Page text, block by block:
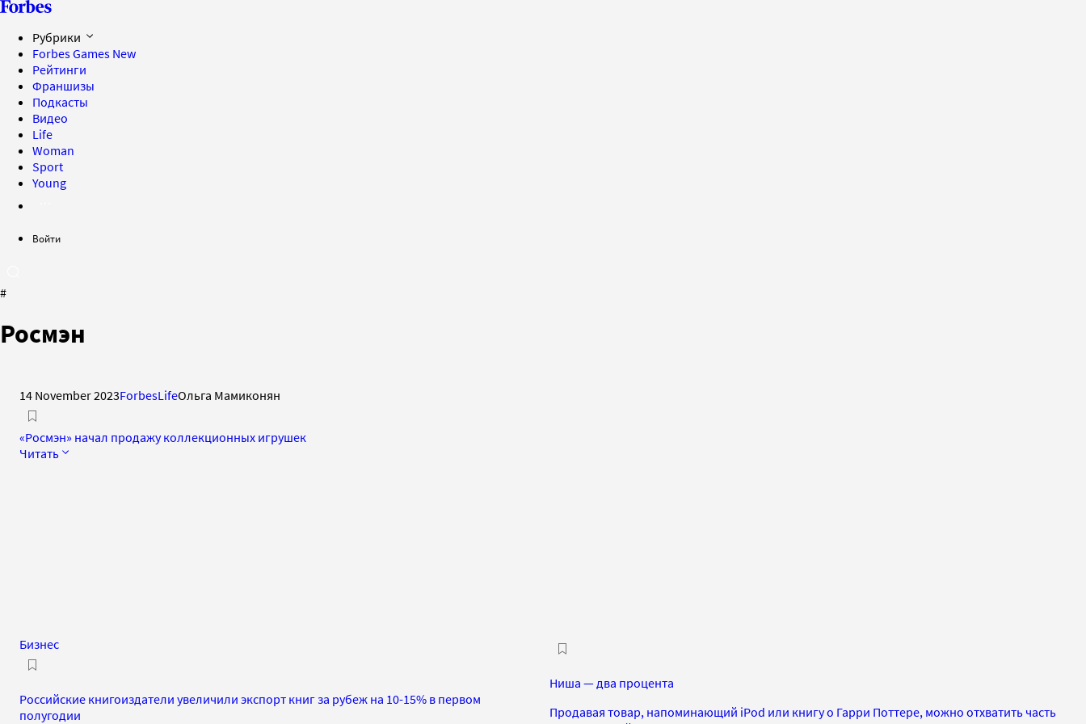
Рубрики
Forbes Games New
Рейтинги
Франшизы
Подкасты
Видео
Life
Woman
Sport
Young
Войти
#
Росмэн
14 November 2023ForbesLifeОльга Мамиконян
«Росмэн» начал продажу коллекционных игрушек
Читать
Бизнес
Российские книгоиздатели увеличили экспорт книг за рубеж на 10-15% в первом
полугодии
Ниша — два процента
Продавая товар, напоминающий iPod или книгу о Гарри Поттере, можно отхватить часть